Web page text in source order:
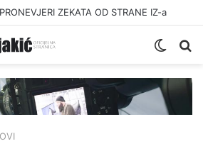
ZEKATA OD STRANE IZ-a
Switch